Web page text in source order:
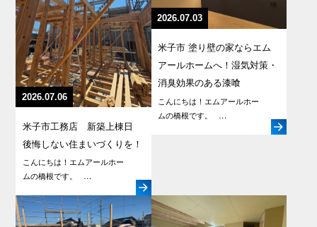
2026.07.06
米子市工務店 新築上棟日
後悔しない住まいづくりを！
こんにちは！エムアールホー
ムの橋根です。 …
2026.07.03
米子市 塗り壁の家ならエム
アールホームへ！湿気対策・
消臭効果のある漆喰
こんにちは！エムアールホー
ムの橋根です。 …